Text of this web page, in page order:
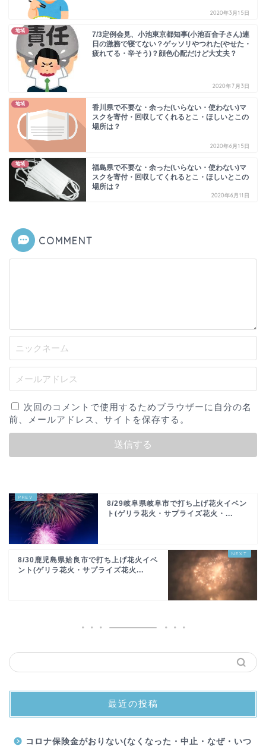
2020年3月15日
地域
7/3定例会見、小池東京都知事(小池百合子さん)連
日の激務で寝てない？ゲッソリやつれた(やせた・
疲れてる・辛そう)？顔色心配だけど大丈夫？
2020年7月3日
地域
香川県で不要な・余った(いらない・使わない)マ
スクを寄付・回収してくれるとこ・ほしいとこの
場所は？
2020年6月15日
地域
福島県で不要な・余った(いらない・使わない)マ
スクを寄付・回収してくれるとこ・ほしいとこの
場所は？
2020年6月11日
COMMENT
次回のコメントで使用するためブラウザーに自分の名
前、メールアドレス、サイトを保存する。
8/29岐阜県岐阜市で打ち上げ花火イベン
ト(ゲリラ花火・サプライズ花火・...
8/30鹿児島県姶良市で打ち上げ花火イベ
ント(ゲリラ花火・サプライズ花火...
最近の投稿
コロナ保険金がおりない(なくなった・中止・なぜ・いつ